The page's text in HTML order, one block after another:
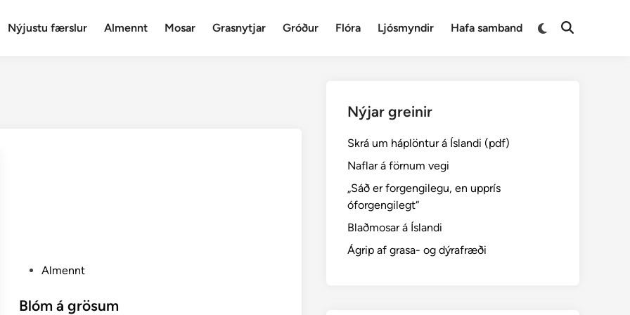
Nýjustu færslur Almennt Mosar Grasnytjar Gróður Flóra Ljósmyndir Hafa samband
Switch
Open
s
Almennt
Blóm á grösum
Nýjar greinir
Skrá um háplöntur á Íslandi (pdf)
Naflar á förnum vegi
„Sáð er forgengilegu, en upprís
óforgengilegt“
Blaðmosar á Íslandi
Ágrip af grasa- og dýrafræði